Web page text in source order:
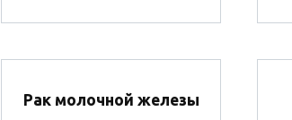
Рак молочной железы